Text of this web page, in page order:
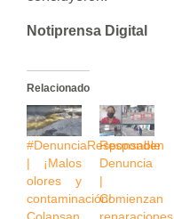
Notiprensa Digital
Relacionado
#DenunciaResponsable
| ¡Malos
olores y
contaminación!
Responden
Denuncia
|
Comienzan